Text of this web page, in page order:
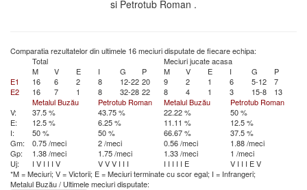
si Petrotub Roman .
Comparatia rezultatelor din ultimele 16 meciuri disputate de fiecare echipa:
Total
Meciuri jucate acasa
M
V E I G P M V E I G
P
E1
16 6 2 8 12-22 20 9 2 1 6 5-12
7
E2
16 7 1 8 32-28 22 8 4 1 3 15-8
13
Metalul Buzău
Petrotub Roman Metalul Buzău
Petrotub Roman
V:
37.5 % 43.75 % 22.22 %
50 %
E:
12.5 % 6.25 % 11.11 %
12.5 %
I:
50 % 50 % 66.67 %
37.5 %
Gm:
0.75 /meci 2 /meci 0.56 /meci
1.88 /meci
Gp:
1.38 /meci 1.75 /meci 1.33 /meci
1 /meci
Uj:
I V I I I V VVV I I I I I I I I E V I I I EV
*M = Meciuri; V = Victorii; E = Meciuri terminate cu scor egal; I = Infrangeri;
Metalul Buzău/ Ultimele meciuri disputate: